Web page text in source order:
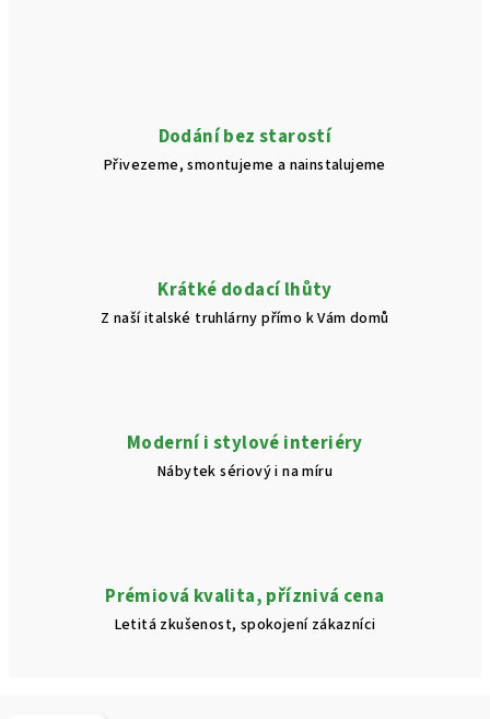
Dodání bez starostí
Přivezeme, smontujeme a nainstalujeme
Krátké dodací lhůty
Z naší italské truhlárny přímo k Vám domů
Moderní i stylové interiéry
Nábytek sériový i na míru
Prémiová kvalita, příznivá cena
Letitá zkušenost, spokojení zákazníci